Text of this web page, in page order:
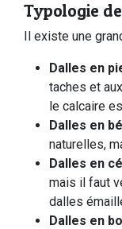
Typologie
Il existe une
Dalles en
taches et
le calcaire
Dalles en
naturelles,
Dalles en
mais il faut
dalles
Dalles en